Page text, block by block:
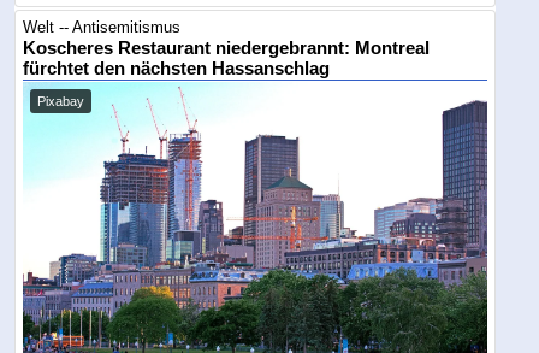
Welt -- Antisemitismus
Koscheres Restaurant niedergebrannt: Montreal
fürchtet den nächsten Hassanschlag
Pixabay